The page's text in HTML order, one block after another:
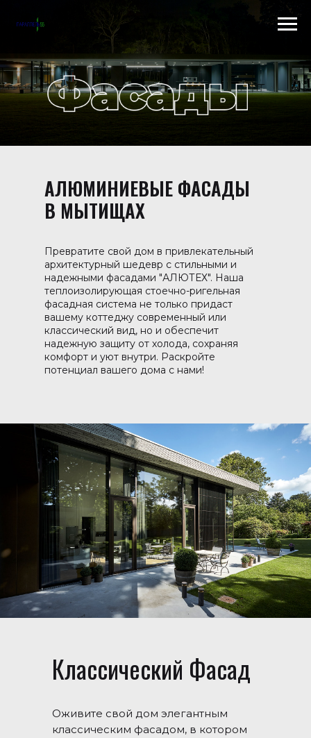
Scroll to top →
АЛЮМИНИЕВЫЕ ФАСАДЫ
В МЫТИЩАХ
Превратите свой дом в привлекательный
архитектурный шедевр с стильными и
надежными фасадами "АЛЮТЕХ". Наша
теплоизолирующая стоечно-ригельная
фасадная система не только придаст
вашему коттеджу современный или
классический вид, но и обеспечит
надежную защиту от холода, сохраняя
комфорт и уют внутри. Раскройте
потенциал вашего дома с нами!
Классический Фасад
Оживите свой дом элегантным
классическим фасадом, в котором